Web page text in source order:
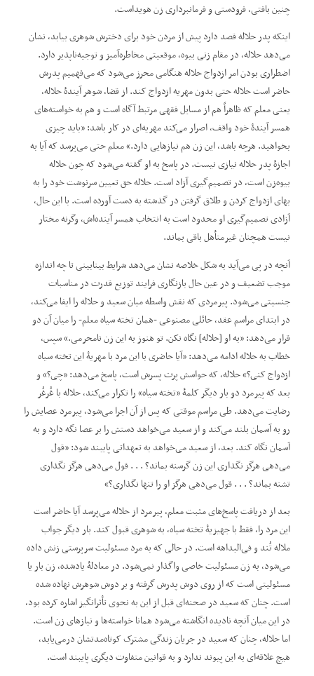
چنین بافتی، فرودستی و فرمانبرداری زن هویداست.
اینکه پدر حلاله قصد دارد پیش از مردن خود برای دخترش شوهری بیابد، نشان
می‌دهد حلاله، در مقام زنی بیوه، موقعیتی مخاطره‌آمیز و توجیه‌ناپذیر دارد.
اضطراری بودن امر ازدواج حلاله هنگامی محرز می‌شود که می‌فهمیم پدرش
حاضر است حلاله حتی بدون مهریه ازدواج کند. از قضا، شوهر آیندۀ حلاله،
یعنی معلم که ظاهراً هم از مسایل فقهی مرتبط آگاه است و هم به خواسته‌های
همسر آیندۀ خود واقف، اصرار می‌کند مهریه‌ای در کار باشد: ”باید چیزی
بخواهید. هرچه باشد، این زن هم نیازهایی دارد.“ معلم حتی می‌پرسد که آیا به
اجازۀ پدر حلاله نیازی نیست. در پاسخ به او گفته می‌شود که چون حلاله
بیوه‌زن است، در تصمیم‌گیری آزاد است. حلاله حق تعیین سرنوشت خود را به
بهای ازدواج کردن و طلاق گرفتن در گذشته به دست آورده است. با این ‌حال،
آزادی تصمیم‌گیری او محدود است به انتخاب همسر آینده‌اش، وگرنه مختار
نیست همچنان غیرمتأهل باقی بماند.
آنچه در پی می‌آید به شکل خلاصه نشان می‌دهد شرایط بینابینی تا چه اندازه
موجب تضعیف و در عین ‌حال بازنگاری فرایند توزیع قدرت در مناسبات
جنسیتی می‌شود. پیرمردی که نقش واسطه میان سعید و حلاله را ایفا می‌کند،
در ابتدای مراسم عقد، حائلی مصنوعی -همان تخته سیاه معلم- را میان آن دو
قرار می‌دهد: ”به او [حلاله] نگاه نکن. تو هنوز به این زن نامحرمی.“ سپس،
خطاب به حلاله ادامه می‌دهد: ”آیا حاضری با این مرد با مهریۀ این تخته سیاه
ازدواج کنی؟“ حلاله، که حواسش پرت پسرش است، پاسخ می‌دهد: ”چی؟“ و
بعد که پیرمرد دو بار دیگر کلمۀ ”تخته سیاه“ را تکرار می‌کند، حلاله با غُرغُر
رضایت می‌دهد. طی مراسم موقتی که پس از آن اجرا می‌شود، پیرمرد عصایش را
رو به آسمان بلند می‌کند و از سعید می‌خواهد دستش را بر عصا نگه دارد و به
آسمان نگاه کند. بعد، از سعید می‌خواهد به تعهداتی پایبند شود: ”قول
می‌دهی هرگز نگذاری این زن گرسنه بماند؟ . . . قول می‌دهی هرگز نگذاری
تشنه بماند؟ . . . قول می‌دهی هرگز او را تنها نگذاری؟“
بعد از دریافت پاسخ‌های مثبت معلم، پیرمرد از حلاله می‌پرسد آیا حاضر است
این مرد را، فقط با جهیزیۀ تخته سیاه، به شوهری قبول کند. بار دیگر جواب
ملاله تُند و فی‌البداهه است. در حالی ‌که به مرد مسئولیت سرپرستی زنش داده
می‌شود، به زن مسئولیت خاصی واگذار نمی‌شود. در معادلۀ یادشده، زن بار یا
مسئولیتی است که از روی دوش پدرش گرفته و بر دوش شوهرش نهاده شده
است. چنان ‌که سعید در صحنه‌ای قبل از این به ‌نحوی تأثرانگیز اشاره کرده بود،
در این میان آنچه نادیده انگاشته می‌شود همانا خواسته‌ها و نیازهای زن است.
اما حلاله، چنان که سعید در جریان زندگی مشترک‌ کوتاه‌مدتشان درمی‌یابد،
هیچ علاقه‌ای به این پیوند ندارد و به قوانین متفاوت دیگری پایبند است.